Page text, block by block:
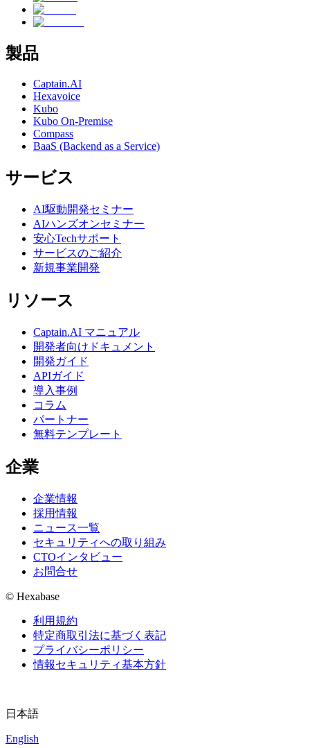
製品
Captain.AI
Hexavoice
Kubo
Kubo On-Premise
Compass
BaaS (Backend as a Service)
サービス
AI駆動開発セミナー
AIハンズオンセミナー
安心Techサポート
サービスのご紹介
新規事業開発
リソース
Captain.AI マニュアル
開発者向けドキュメント
開発ガイド
APIガイド
導入事例
コラム
パートナー
無料テンプレート
企業
企業情報
採用情報
ニュース一覧
セキュリティへの取り組み
CTOインタビュー
お問合せ
© Hexabase
利用規約
特定商取引法に基づく表記
プライバシーポリシー
情報セキュリティ基本方針
日本語
English